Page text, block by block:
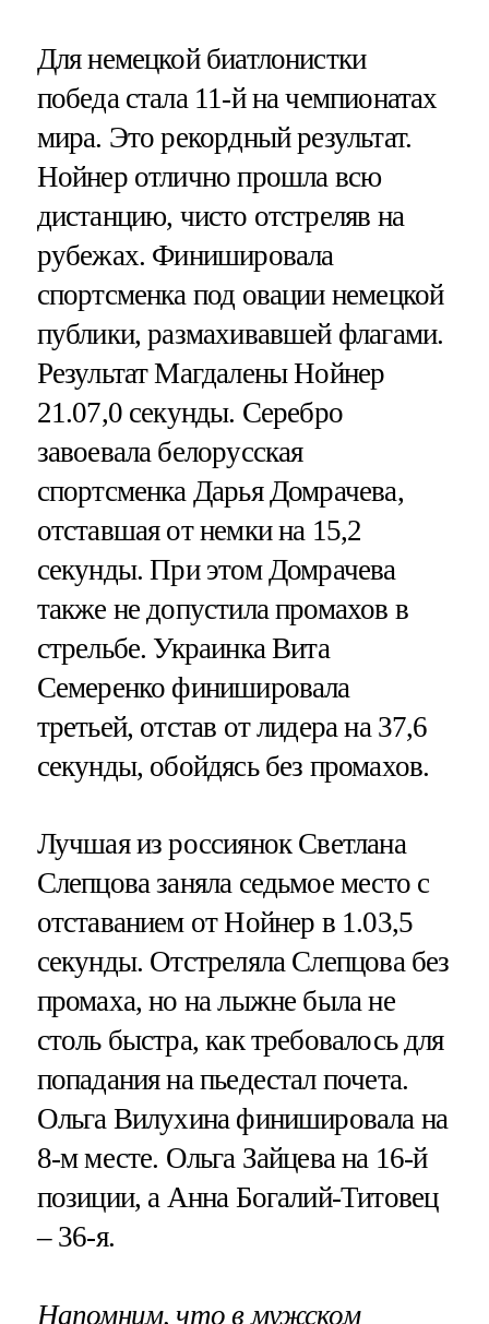
Для немецкой биатлонистки
победа стала 11-й на чемпионатах
мира. Это рекордный результат.
Нойнер отлично прошла всю
дистанцию, чисто отстреляв на
рубежах. Финишировала
спортсменка под овации немецкой
публики, размахивавшей флагами.
Результат Магдалены Нойнер
21.07,0 секунды. Серебро
завоевала белорусская
спортсменка Дарья Домрачева,
отставшая от немки на 15,2
секунды. При этом Домрачева
также не допустила промахов в
стрельбе. Украинка Вита
Семеренко финишировала
третьей, отстав от лидера на 37,6
секунды, обойдясь без промахов.
Лучшая из россиянок Светлана
Слепцова заняла седьмое место с
отставанием от Нойнер в 1.03,5
секунды. Отстреляла Слепцова без
промаха, но на лыжне была не
столь быстра, как требовалось для
попадания на пьедестал почета.
Ольга Вилухина финишировала на
8-м месте. Ольга Зайцева на 16-й
позиции, а Анна Богалий-Титовец
– 36-я.
Напомним, что в мужском